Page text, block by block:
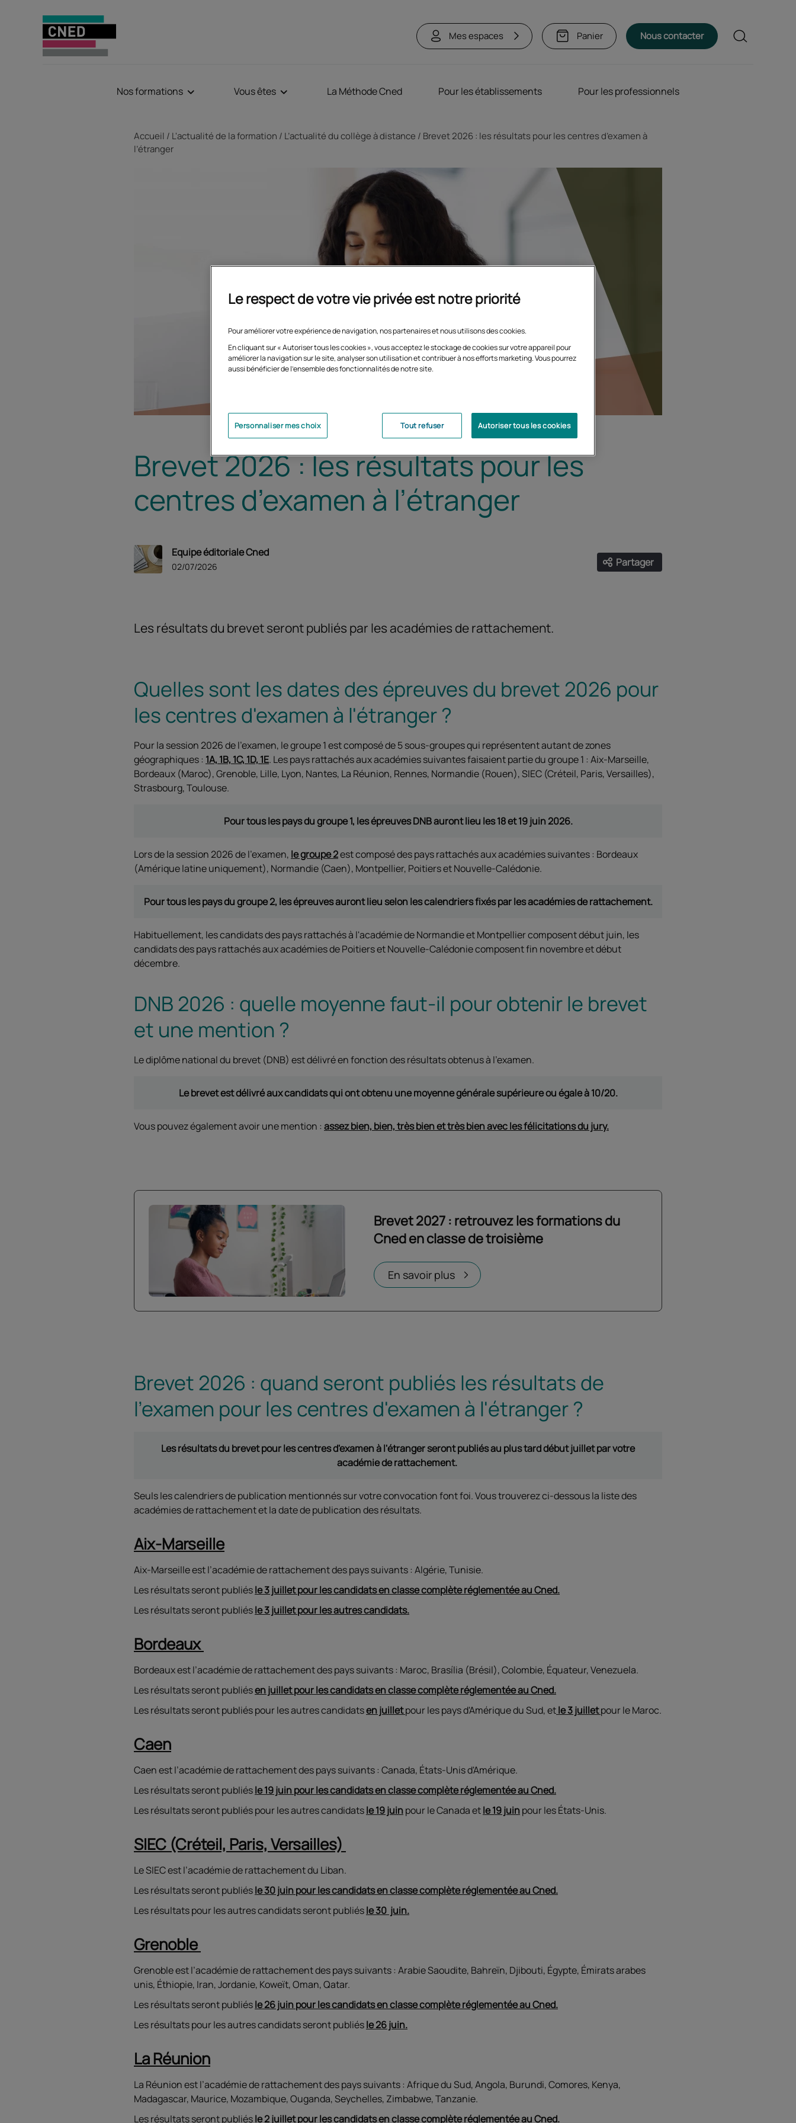
Mes espaces Panier Nous contacter Rechercher
Nos formations Vous êtes La Méthode Cned Pour les établissements Pour les professionnels
Accueil L'actualité de la formation L’actualité du collège à distance
Brevet 2026 : les résultats pour les centres d’examen à
l’étranger
Brevet 2026 : les résultats pour les
centres d’examen à l’étranger
Equipe éditoriale Cned
02/07/2026 Partager
Ouvrir les liens de partage
Les résultats du brevet seront publiés par les académies de rattachement.
Quelles sont les dates des épreuves du brevet 2026 pour
les centres d'examen à l'étranger ?
Pour la session 2026 de l'examen, le groupe 1 est composé de 5 sous-groupes qui représentent autant de zones
géographiques : 1A, 1B, 1C, 1D, 1E. Les pays rattachés aux académies suivantes faisaient partie du groupe 1 : Aix-Marseille,
Bordeaux (Maroc), Grenoble, Lille, Lyon, Nantes, La Réunion, Rennes, Normandie (Rouen), SIEC (Créteil, Paris, Versailles),
Strasbourg, Toulouse.
Pour tous les pays du groupe 1, les épreuves DNB auront lieu les 18 et 19 juin 2026.
Lors de la session 2026 de l'examen, le groupe 2est composé des pays rattachés aux académies suivantes : Bordeaux
(Amérique latine uniquement), Normandie (Caen), Montpellier, Poitiers et Nouvelle-Calédonie.
Pour tous les pays du groupe 2, les épreuves auront lieu selon les calendriers fixés par les académies de rattachement.
Habituellement, les candidats des pays rattachés à l'académie de Normandie et Montpellier composent début juin, les
candidats des pays rattachés aux académies de Poitiers et Nouvelle-Calédonie composent fin novembre et début
décembre.
DNB 2026 : quelle moyenne faut-il pour obtenir le brevet
et une mention ?
Le diplôme national du brevet (DNB) est délivré en fonction des résultats obtenus à l'examen.
Le brevet est délivré aux candidats qui ont obtenu une moyenne générale supérieure ou égale à 10/20.
Vous pouvez également avoir une mention : assez bien, bien, très bien et très bien avec les félicitations du jury.
Brevet 2027 : retrouvez les formations du
Cned en classe de troisième
En savoir plus
Ouvrir dans un nouvel onglet
Brevet 2026 : quand seront publiés les résultats de
l'examen pour les centres d'examen à l'étranger ?
Les résultats du brevet pour les centres d'examen à l'étranger seront publiés au plus tard début juillet par votre
académie de rattachement.
Seuls les calendriers de publication mentionnés sur votre convocation font foi. Vous trouverez ci-dessous la liste des
académies de rattachement et la date de publication des résultats.
Aix-Marseille
Aix-Marseille est l’académie de rattachement des pays suivants : Algérie, Tunisie.
Les résultats seront publiésle 3 juillet pour les candidats en classe complète réglementée au Cned.
Les résultats seront publiésle 3 juillet pour les autres candidats.
Bordeaux
Bordeaux est l’académie de rattachement des pays suivants : Maroc, Brasília (Brésil), Colombie, Équateur, Venezuela.
Les résultats seront publiésen juillet pour les candidats en classe complète réglementée au Cned.
Les résultats seront publiés pour les autres candidatsen juilletpour les pays d'Amérique du Sud, etle 3 juilletpour le Maroc.
Caen
Caen est l’académie de rattachement des pays suivants : Canada, États-Unis d'Amérique.
Les résultats seront publiésle 19 juin pour les candidats en classe complète réglementée au Cned.
Les résultats seront publiés pour les autres candidatsle 19 juinpour le Canada etle 19 juinpour les États-Unis.
SIEC (Créteil, Paris, Versailles)
Le SIEC est l’académie de rattachement du Liban.
Les résultats seront publiésle 30 juin pour les candidats en classe complète réglementée au Cned.
Les résultats pour les autres candidats seront publiésle 30 juin.
Grenoble
Grenoble est l’académie de rattachement des pays suivants : Arabie Saoudite, Bahreïn, Djibouti, Égypte, Émirats arabes
unis, Éthiopie, Iran, Jordanie, Koweït, Oman, Qatar.
Les résultats seront publiésle 26 juin pour les candidats en classe complète réglementée au Cned.
Les résultats pour les autres candidats seront publiésle 26 juin.
La Réunion
La Réunion est l’académie de rattachement des pays suivants : Afrique du Sud, Angola, Burundi, Comores, Kenya,
Madagascar, Maurice, Mozambique, Ouganda, Seychelles, Zimbabwe, Tanzanie.
Les résultats seront publiésle 2 juillet pour les candidats en classe complète réglementée au Cned.
Le respect de votre vie privée est notre priorité
Pour améliorer votre expérience de navigation, nos partenaires et nous utilisons des cookies.
En cliquant sur « Autoriser tous les cookies », vous acceptez le stockage de cookies sur votre appareil pour
améliorer la navigation sur le site, analyser son utilisation et contribuer à nos efforts marketing. Vous pourrez
aussi bénéficier de l'ensemble des fonctionnalités de notre site.
Tout refuser Autoriser tous les cookies
Personnaliser mes choix